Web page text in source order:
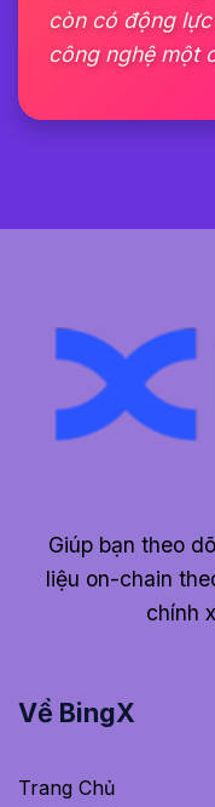
còn có động
công nghệ một
Giúp bạn theo
liệu on-chain
chính
Về BingX
Trang Chủ